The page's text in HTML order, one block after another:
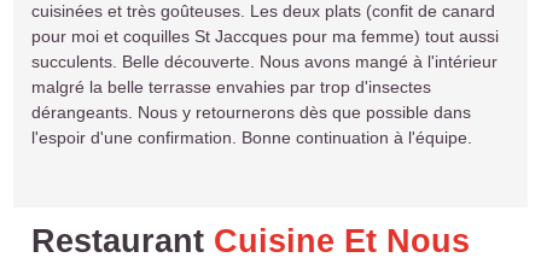
cuisinées et très goûteuses. Les deux plats (confit de canard
pour moi et coquilles St Jaccques pour ma femme) tout aussi
succulents. Belle découverte. Nous avons mangé à l'intérieur
malgré la belle terrasse envahies par trop d'insectes
dérangeants. Nous y retournerons dès que possible dans
l'espoir d'une confirmation. Bonne continuation à l'équipe.
Restaurant Cuisine Et Nous